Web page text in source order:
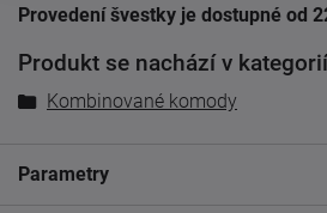
Provedení švestky je dostupné od
Produkt se nachází v
Kombinované komody
Parametry